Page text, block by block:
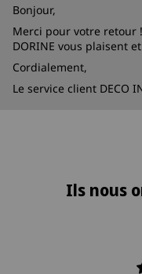
Bonjour,
Merci pour votre retour
DORINE vous plaisent
Cordialement,
Le service client DECO
Ils nous